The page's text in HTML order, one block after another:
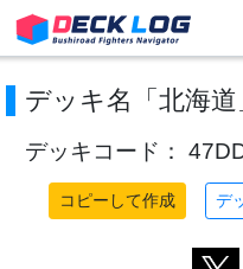
デッキ名「北海
デッキコード：
コピーして作成 デ